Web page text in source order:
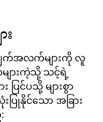
း
အလက်များကို လူ
ျားကဲ့သို့ သင့်ရဲ့
ြင်ပသို့ များစွာ
ြုနိုင်သော အခြား